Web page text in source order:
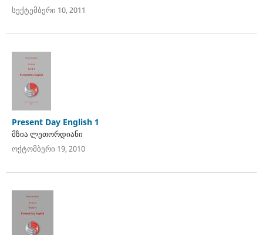
სექტემბერი 10, 2011
Present Day English 1
მზია ლეთორდიანი
ოქტომბერი 19, 2010